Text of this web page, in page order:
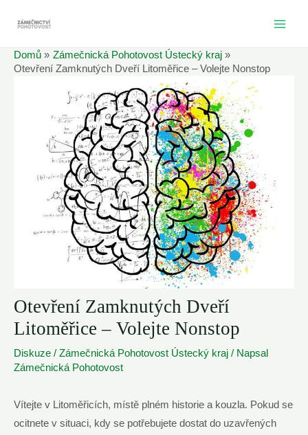
Domů
Zámečnická Pohotovost Ústecký kraj
Otevření Zamknutých Dveří Litoměřice – Volejte Nonstop
Otevření Zamknutých Dveří
Litoměřice – Volejte Nonstop
Diskuze / Zámečnická Pohotovost Ústecký kraj / Napsal
Zámečnická Pohotovost
Vítejte v Litoměřicích, místě plném historie a kouzla. Pokud se
ocitnete v situaci, kdy se potřebujete dostat do uzavřených